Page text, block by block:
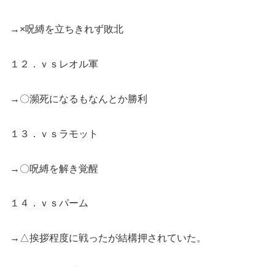
→×呪縛を立ちきれず敗北
１２．ｖｓレオル軍
→〇瀕死になるもなんとか勝利
１３．ｖｓラモット
→〇呪縛を解き覚醒
１４．ｖｓパーム
→△挨拶程度に戦ったが結構押されていた。